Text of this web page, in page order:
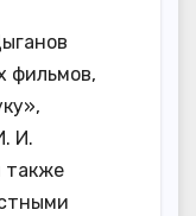
фильмов,
И.
также